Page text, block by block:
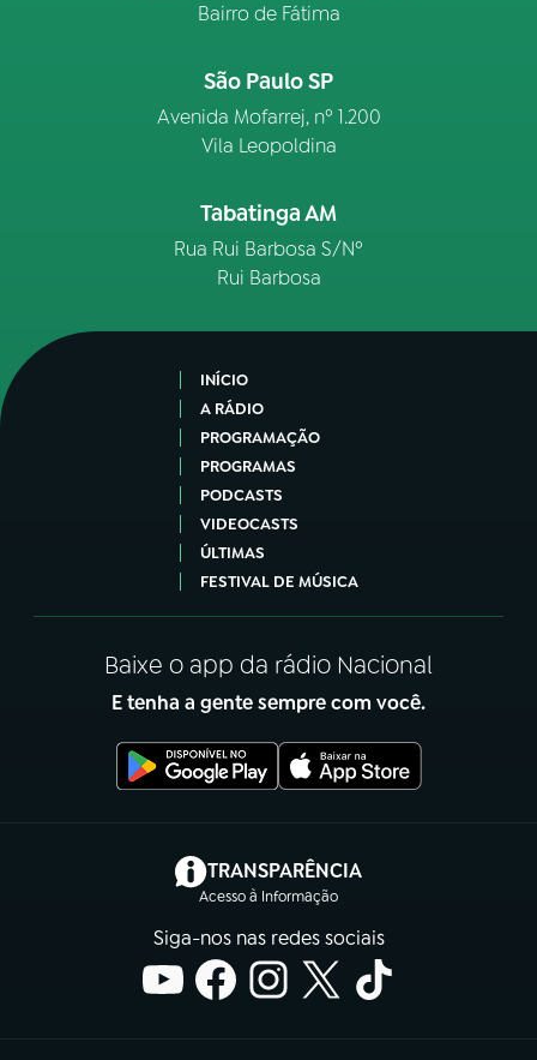
Bairro de Fátima
São Paulo SP
Avenida Mofarrej, nº 1.200
Vila Leopoldina
Tabatinga AM
Rua Rui Barbosa S/Nº
Rui Barbosa
INÍCIO
A RÁDIO
PROGRAMAÇÃO
PROGRAMAS
PODCASTS
VIDEOCASTS
ÚLTIMAS
FESTIVAL DE MÚSICA
Baixe o app da rádio Nacional
E tenha a gente sempre com você.
TRANSPARÊNCIA
Acesso à Informação
(abre em nova aba)
Siga-nos nas redes sociais